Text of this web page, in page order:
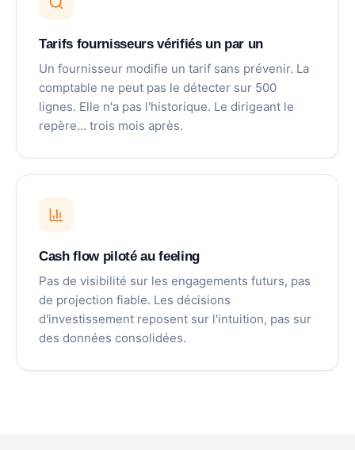
Tarifs fournisseurs vérifiés un par un
Un fournisseur modifie un tarif sans prévenir. La
comptable ne peut pas le détecter sur 500
lignes. Elle n'a pas l'historique. Le dirigeant le
repère… trois mois après.
Cash flow piloté au feeling
Pas de visibilité sur les engagements futurs, pas
de projection fiable. Les décisions
d'investissement reposent sur l'intuition, pas sur
des données consolidées.